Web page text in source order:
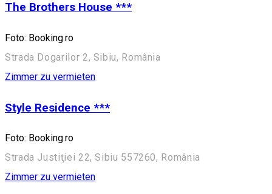
The Brothers House ***
Foto: Booking.ro
Strada Dogarilor 2, Sibiu, România
Zimmer zu vermieten
Style Residence ***
Foto: Booking.ro
Strada Justiţiei 22, Sibiu 557260, România
Zimmer zu vermieten